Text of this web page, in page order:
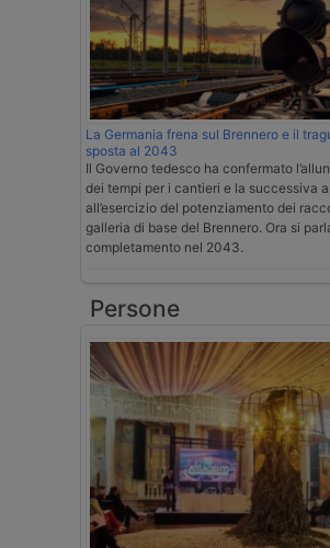
La Germania frena sul Brennero e il
sposta al 2043
Il Governo tedesco ha confermato
dei tempi per i cantieri e la successiva
all’esercizio del potenziamento dei
galleria di base del Brennero. Ora si
completamento nel 2043.
Persone